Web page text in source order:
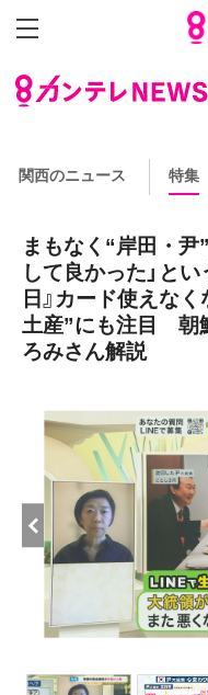
関西のニュース 特集
まもなく“岸田・
して良かった」と
日』カード使えな
土産”にも注目 朝
ろみさん解説